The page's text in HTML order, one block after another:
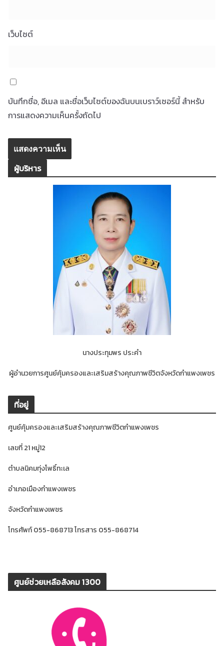
เว็บไซต์
บันทึกชื่อ, อีเมล และชื่อเว็บไซต์ของฉันบนเบราว์เซอร์นี้ สำหรับ
การแสดงความเห็นครั้งถัดไป
ผู้บริหาร
นางประทุมพร ประคำ
ผู้อำนวยการศูนย์คุ้มครองและเสริมสร้างคุณภาพชีวิตจังหวัดกำแพงเพชร
ที่อยู่
ศูนย์คุ้มครองและเสริมสร้างคุณภาพชีวิตกำแพงเพชร
เลขที่ 21 หมู่12
ตำบลนิคมทุ่งโพธิ์ทะเล
อำเภอเมืองกำแพงเพชร
จังหวัดกำแพงเพชร
โทรศัพท์ 055-868713 โทรสาร 055-868714
ศูนย์ช่วยเหลือสังคม 1300